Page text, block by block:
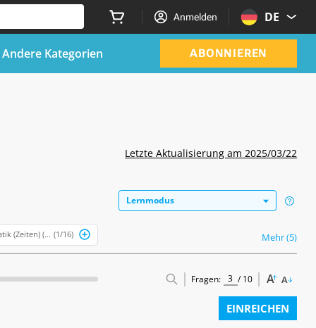
Anmelden DE
Andere Kategorien ABONNIEREN
Letzte Aktualisierung am 2025/03/22
Lernmodus
(Zeiten) (Deutsch)
(1/16) Mehr (5)
Fragen: /10 A A
EINREICHEN